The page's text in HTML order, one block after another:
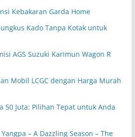
Kebakaran Garda Home
Kado Tanpa Kotak untuk
AGS Suzuki Karimun Wagon R
Mobil LCGC dengan Harga Murah
50 Juta: Pilihan Tepat untuk Anda
– A Dazzling Season – The